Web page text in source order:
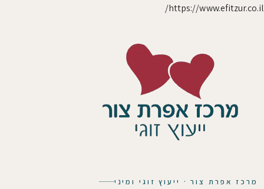
https://www.efitzur.co.il/
מרכז אפרת צור · ייעוץ זוגי ומיני